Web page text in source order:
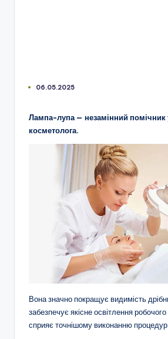
06.05.2025
Лампа-лупа — незамінний помічник
косметолога.
Вона значно покращує видимість
забезпечує якісне освітлення
сприяє точнішому виконанню процедур.